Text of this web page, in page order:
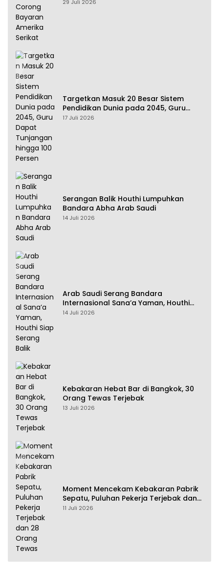
29 Juli 2026
Targetkan Masuk 20 Besar Sistem
Pendidikan Dunia pada 2045, Guru
Dapat Tunjangan hingga 100 Persen
17 Juli 2026
Serangan Balik Houthi Lumpuhkan
Bandara Abha Arab Saudi
14 Juli 2026
Arab Saudi Serang Bandara
Internasional Sana’a Yaman, Houthi
Siap Serang Balik
14 Juli 2026
Kebakaran Hebat Bar di Bangkok, 30
Orang Tewas Terjebak
13 Juli 2026
Moment Mencekam Kebakaran Pabrik
Sepatu, Puluhan Pekerja Terjebak dan
28 Orang Tewas
11 Juli 2026